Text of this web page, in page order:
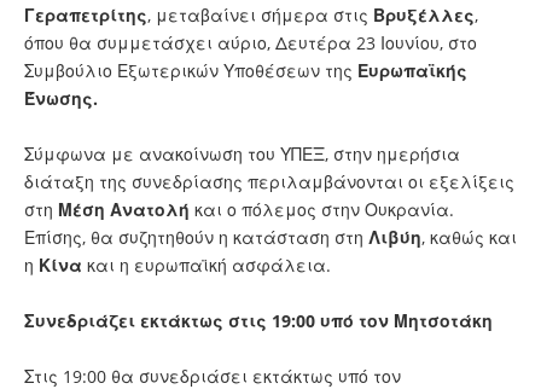
Γεραπετρίτης, μεταβαίνει σήμερα στις Βρυξέλλες,
όπου θα συμμετάσχει αύριο, Δευτέρα 23 Ιουνίου, στο
Συμβούλιο Εξωτερικών Υποθέσεων της Ευρωπαϊκής
Ένωσης.
Σύμφωνα με ανακοίνωση του ΥΠΕΞ, στην ημερήσια
διάταξη της συνεδρίασης περιλαμβάνονται οι εξελίξεις
στη Μέση Ανατολή και ο πόλεμος στην Ουκρανία.
Επίσης, θα συζητηθούν η κατάσταση στη Λιβύη, καθώς και
η Κίνα και η ευρωπαϊκή ασφάλεια.
Συνεδριάζει εκτάκτως στις 19:00 υπό τον Μητσοτάκη
Στις 19:00 θα συνεδριάσει εκτάκτως υπό τον